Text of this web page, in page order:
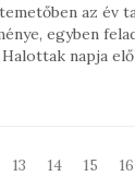
az év
egyben
napja
13 14 15 16